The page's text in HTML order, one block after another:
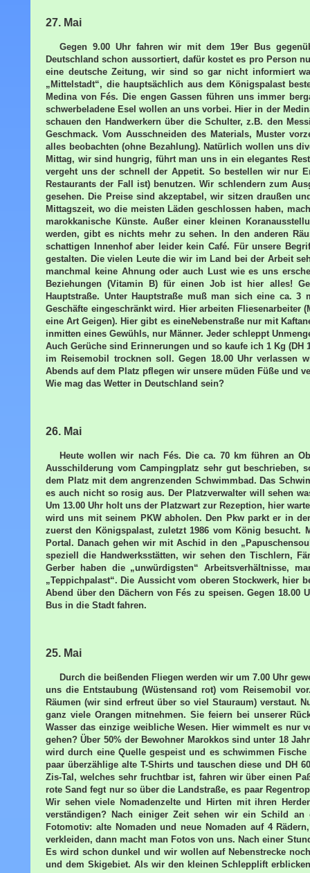
27. Mai
Gegen 9.00 Uhr fahren wir mit dem 19er Bus
Deutschland schon aussortiert, dafür kostet es pro Person
eine deutsche Zeitung, wir sind so gar nicht informiert
„Mittelstadt“, die hauptsächlich aus dem Königspalast
Medina von Fés. Die engen Gassen führen uns immer
schwerbeladene Esel wollen an uns vorbei. Hier in der
schauen den Handwerkern über die Schulter, z.B. den
Geschmack. Vom Ausschneiden des Materials, Muster
alles beobachten (ohne Bezahlung). Natürlich wollen uns
Mittag, wir sind hungrig, führt man uns in ein elegantes
vergeht uns der schnell der Appetit. So bestellen wir nur
Restaurants der Fall ist) benutzen. Wir schlendern zum
gesehen. Die Preise sind akzeptabel, wir sitzen draußen
Mittagszeit, wo die meisten Läden geschlossen haben,
marokkanische Künste. Außer einer kleinen
werden, gibt es nichts mehr zu sehen. In den anderen
schattigen Innenhof aber leider kein Café. Für unsere
gestalten. Die vielen Leute die wir im Land bei der Arbeit
manchmal keine Ahnung oder auch Lust wie es uns
Beziehungen (Vitamin B) für einen Job ist hier alles!
Hauptstraße. Unter Hauptstraße muß man sich eine ca.
Geschäfte eingeschränkt wird. Hier arbeiten Fliesenarbeiter
eine Art Geigen). Hier gibt es eineNebenstraße nur mit
inmitten eines Gewühls, nur Männer. Jeder schleppt
Auch Gerüche sind Erinnerungen und so kaufe ich 1 Kg
im Reisemobil trocknen soll. Gegen 18.00 Uhr verlassen
Abends auf dem Platz pflegen wir unsere müden Füße und
Wie mag das Wetter in Deutschland sein?
26. Mai
Heute wollen wir nach Fés. Die ca. 70 km führen an
Ausschilderung vom Campingplatz sehr gut
dem Platz mit dem angrenzenden Schwimmbad. Das
es auch nicht so rosig aus. Der Platzverwalter will sehen
Um 13.00 Uhr holt uns der Platzwart zur Rezeption, hier
wird uns mit seinem PKW abholen. Den Pkw parkt er in
zuerst den Königspalast, zuletzt 1986 vom König
Portal. Danach gehen wir mit Aschid in den
speziell die Handwerksstätten, wir sehen den Tischlern,
Gerber haben die „unwürdigsten“ Arbeitsverhältnisse,
„Teppichpalast“. Die Aussicht vom oberen Stockwerk,
Abend über den Dächern von Fés zu speisen. Gegen
Bus in die Stadt fahren.
25. Mai
Durch die beißenden Fliegen werden wir um 7.00 Uhr
uns die Entstaubung (Wüstensand rot) vom Reisemobil
Räumen (wir sind erfreut über so viel Stauraum) verstaut.
ganz viele Orangen mitnehmen. Sie feiern bei unserer
Wasser das einzige weibliche Wesen. Hier wimmelt es
gehen? Über 50% der Bewohner Marokkos sind unter 18
wird durch eine Quelle gespeist und es schwimmen
paar überzählige alte T-Shirts und tauschen diese und DH
Zis-Tal, welches sehr fruchtbar ist, fahren wir über einen
rote Sand fegt nur so über die Landstraße, es paar
Wir sehen viele Nomadenzelte und Hirten mit ihren
verständigen? Nach einiger Zeit sehen wir ein Schild
Fotomotiv: alte Nomaden und neue Nomaden auf 4
verkleiden, dann macht man Fotos von uns. Nach einer
Es wird schon dunkel und wir wollen auf Nebenstrecke
und dem Skigebiet. Als wir den kleinen Schlepplift